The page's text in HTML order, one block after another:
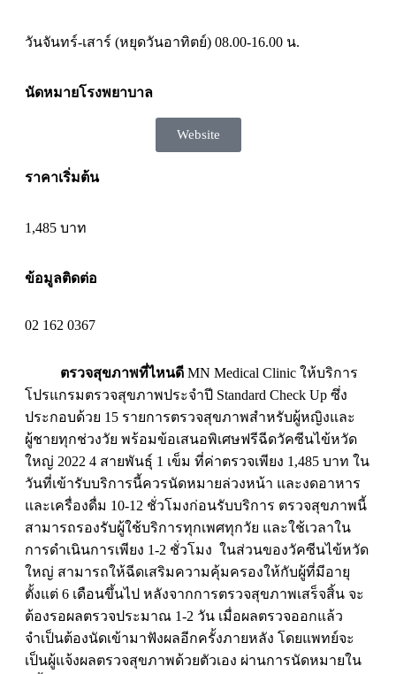
วันจันทร์-เสาร์ (หยุดวันอาทิตย์) 08.00-16.00 น.
นัดหมายโรงพยาบาล
Website
ราคาเริ่มต้น
1,485 บาท
ข้อมูลติดต่อ
02 162 0367
ตรวจสุขภาพที่ไหนดี MN Medical Clinic ให้บริการ
โปรแกรมตรวจสุขภาพประจำปี Standard Check Up ซึ่ง
ประกอบด้วย 15 รายการตรวจสุขภาพสำหรับผู้หญิงและ
ผู้ชายทุกช่วงวัย พร้อมข้อเสนอพิเศษฟรีฉีดวัคซีนไข้หวัด
ใหญ่ 2022 4 สายพันธุ์ 1 เข็ม ที่ค่าตรวจเพียง 1,485 บาท ใน
วันที่เข้ารับบริการนี้ควรนัดหมายล่วงหน้า และงดอาหาร
และเครื่องดื่ม 10-12 ชั่วโมงก่อนรับบริการ ตรวจสุขภาพนี้
สามารถรองรับผู้ใช้บริการทุกเพศทุกวัย และใช้เวลาใน
การดำเนินการเพียง 1-2 ชั่วโมง ในส่วนของวัคซีนไข้หวัด
ใหญ่ สามารถให้ฉีดเสริมความคุ้มครองให้กับผู้ที่มีอายุ
ตั้งแต่ 6 เดือนขึ้นไป หลังจากการตรวจสุขภาพเสร็จสิ้น จะ
ต้องรอผลตรวจประมาณ 1-2 วัน เมื่อผลตรวจออกแล้ว
จำเป็นต้องนัดเข้ามาฟังผลอีกครั้งภายหลัง โดยแพทย์จะ
เป็นผู้แจ้งผลตรวจสุขภาพด้วยตัวเอง ผ่านการนัดหมายใน